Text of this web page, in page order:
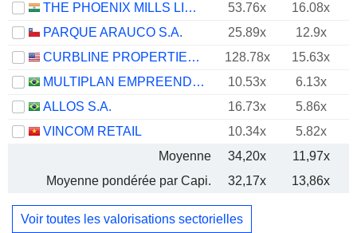
THE PHOENIX MILLS LIMITED
53.76x 16.08x
PARQUE ARAUCO S.A.
25.89x 12.9x
CURBLINE PROPERTIES CORP.
128.78x
15.63x
MULTIPLAN EMPREENDIMENTOS IMOBILIARIOS S.A.
10.53x
6.13x
ALLOS S.A.
16.73x
5.86x
VINCOM RETAIL
10.34x
5.82x
Moyenne
34,20x 11,97x
Moyenne pondérée par Capi.
32,17x 13,86x
Voir toutes les valorisations sectorielles